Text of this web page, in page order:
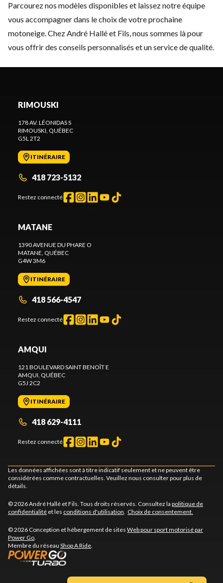
Parcourez nos modèles disponibles et laissez notre équipe
vous accompagner dans le choix de votre prochaine
motoneige. Chez André Hallé et Fils, nous sommes là pour
vous offrir des conseils personnalisés et un service de qualité.
RIMOUSKI
178 AV. LÉONIDAS S
RIMOUSKI, QUÉBEC
G5L 2T2
ITINÉRAIRE
418 723-5132
Restez connecté
MATANE
1390 AVENUE DU PHARE O
MATANE, QUÉBEC
G4W 3M6
ITINÉRAIRE
418 566-4547
Restez connecté
AMQUI
121 BOULEVARD SAINT BENOÎT E
AMQUI, QUÉBEC
G5J 2C2
ITINÉRAIRE
418 629-4111
Restez connecté
Les données affichées sont à titre indicatif seulement et ne peuvent être
considérées comme contractuelles. Veuillez nous consulter pour plus de
détails.
© 2026 André Hallé et Fils. Tous droits réservés. Consultez la politique de
confidentialité et les conditions d'utilisation. Choix de consentement.
© 2026 Conception et hébergement de sites Web pour sport motorisé par
Power Go.
Membre du réseau Shop A Ride.